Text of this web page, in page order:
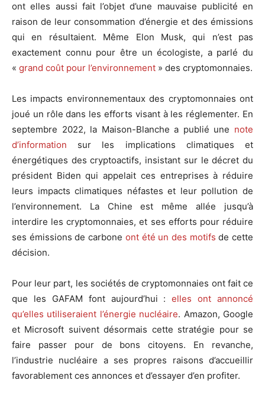
ont elles aussi fait l’objet d’une mauvaise publicité en
raison de leur consommation d’énergie et des émissions
qui en résultaient. Même Elon Musk, qui n’est pas
exactement connu pour être un écologiste, a parlé du
« grand coût pour l’environnement » des cryptomonnaies.
Les impacts environnementaux des cryptomonnaies ont
joué un rôle dans les efforts visant à les réglementer. En
septembre 2022, la Maison-Blanche a publié une note
d’information sur les implications climatiques et
énergétiques des cryptoactifs, insistant sur le décret du
président Biden qui appelait ces entreprises à réduire
leurs impacts climatiques néfastes et leur pollution de
l’environnement. La Chine est même allée jusqu’à
interdire les cryptomonnaies, et ses efforts pour réduire
ses émissions de carbone ont été un des motifs de cette
décision.
Pour leur part, les sociétés de cryptomonnaies ont fait ce
que les GAFAM font aujourd’hui :elles ont annoncé
qu’elles utiliseraient l’énergie nucléaire. Amazon, Google
et Microsoft suivent désormais cette stratégie pour se
faire passer pour de bons citoyens. En revanche,
l’industrie nucléaire a ses propres raisons d’accueillir
favorablement ces annonces et d’essayer d’en profiter.